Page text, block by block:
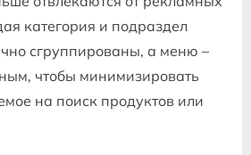
категория и подраздел
сгруппированы, а меню –
чтобы минимизировать
на поиск продуктов или